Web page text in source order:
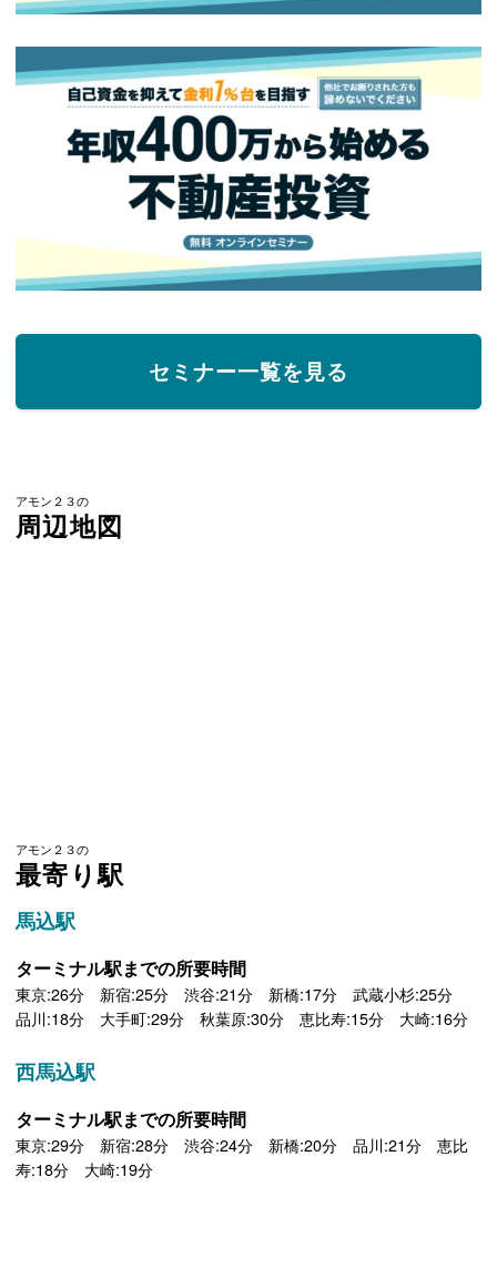
セミナー一覧を見る
アモン２３の
周辺地図
アモン２３の
最寄り駅
馬込駅
ターミナル駅までの所要時間
東京:26分 新宿:25分 渋谷:21分 新橋:17分 武蔵小杉:25分
品川:18分 大手町:29分 秋葉原:30分 恵比寿:15分 大崎:16分
西馬込駅
ターミナル駅までの所要時間
東京:29分 新宿:28分 渋谷:24分 新橋:20分 品川:21分 恵比
寿:18分 大崎:19分